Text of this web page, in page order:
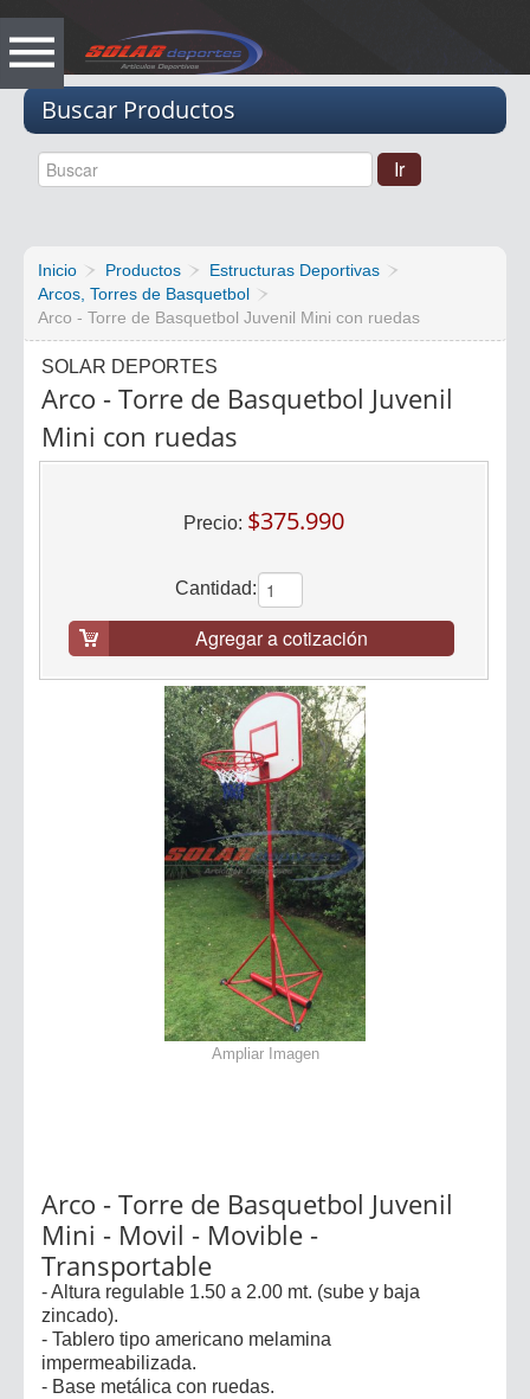
Buscar Productos
Inicio Productos
Estructuras Deportivas
Arcos, Torres de Basquetbol
Arco - Torre de Basquetbol Juvenil Mini con ruedas
SOLAR DEPORTES
Arco - Torre de Basquetbol Juvenil
Mini con ruedas
Precio: $375.990
Cantidad:
Agregar a cotización
Ampliar Imagen
Arco - Torre de Basquetbol Juvenil
Mini - Movil - Movible -
Transportable
- Altura regulable 1.50 a 2.00 mt. (sube y baja
zincado).
- Tablero tipo americano melamina
impermeabilizada.
- Base metálica con ruedas.